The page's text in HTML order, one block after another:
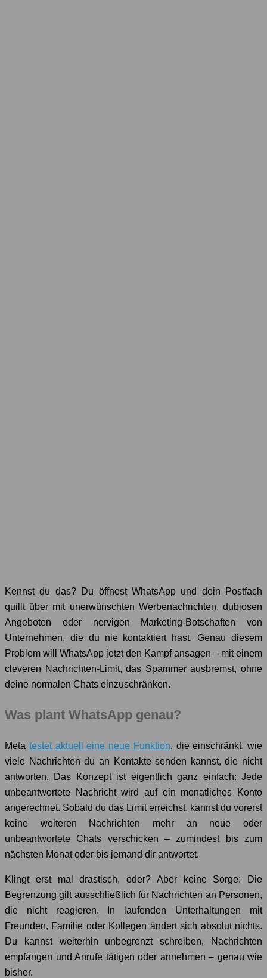
Kennst du das? Du öffnest WhatsApp und dein Postfach
quillt über mit unerwünschten Werbenachrichten, dubiosen
Angeboten oder nervigen Marketing-Botschaften von
Unternehmen, die du nie kontaktiert hast. Genau diesem
Problem will WhatsApp jetzt den Kampf ansagen – mit einem
cleveren Nachrichten-Limit, das Spammer ausbremst, ohne
deine normalen Chats einzuschränken.
Was plant WhatsApp genau?
Meta testet aktuell eine neue Funktion, die einschränkt, wie
viele Nachrichten du an Kontakte senden kannst, die nicht
antworten. Das Konzept ist eigentlich ganz einfach: Jede
unbeantwortete Nachricht wird auf ein monatliches Konto
angerechnet. Sobald du das Limit erreichst, kannst du vorerst
keine weiteren Nachrichten mehr an neue oder
unbeantwortete Chats verschicken – zumindest bis zum
nächsten Monat oder bis jemand dir antwortet.
Klingt erst mal drastisch, oder? Aber keine Sorge: Die
Begrenzung gilt ausschließlich für Nachrichten an Personen,
die nicht reagieren. In laufenden Unterhaltungen mit
Freunden, Familie oder Kollegen ändert sich absolut nichts.
Du kannst weiterhin unbegrenzt schreiben, Nachrichten
empfangen und Anrufe tätigen oder annehmen – genau wie
bisher.